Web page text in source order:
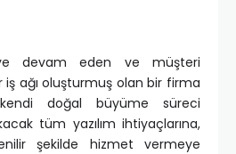
devam eden ve müşteri
ağı oluşturmuş olan bir firma
doğal büyüme süreci
tüm yazılım ihtiyaçlarına,
şekilde hizmet vermeye